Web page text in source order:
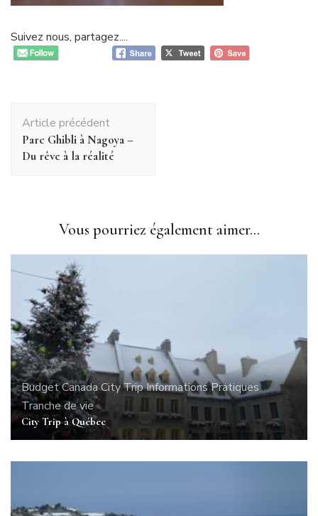
Suivez nous, partagez....
d'article
Article précédent
Parc Ghibli à Nagoya –
Du rêve à la réalité
Vous pourriez également aimer...
BudgetCanadaCity TripInformations Pratiques
Tranche de vie
City Trip à Québec